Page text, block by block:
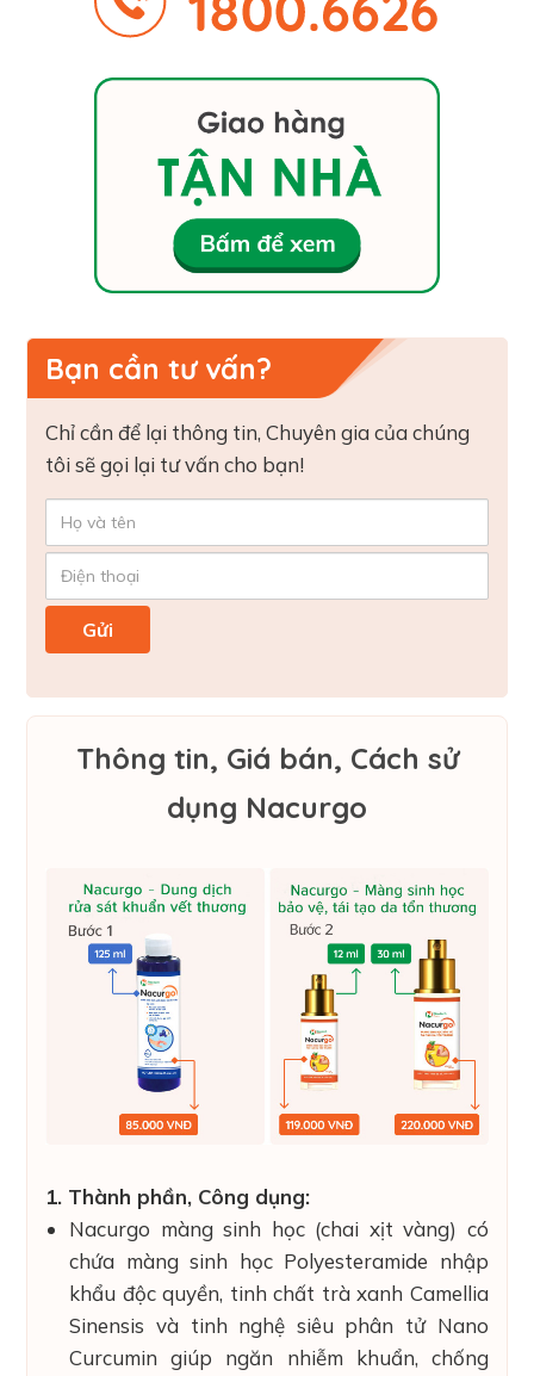
Bạn cần tư vấn?
Chỉ cần để lại thông tin, Chuyên gia của chúng
tôi sẽ gọi lại tư vấn cho bạn!
Thông tin, Giá bán, Cách sử
dụng Nacurgo
1. Thành phần, Công dụng:
Nacurgo màng sinh học (chai xịt vàng) có
chứa màng sinh học Polyesteramide nhập
khẩu độc quyền, tinh chất trà xanh Camellia
Sinensis và tinh nghệ siêu phân tử Nano
Curcumin giúp ngăn nhiễm khuẩn, chống